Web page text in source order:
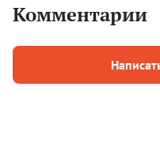
Комментарии